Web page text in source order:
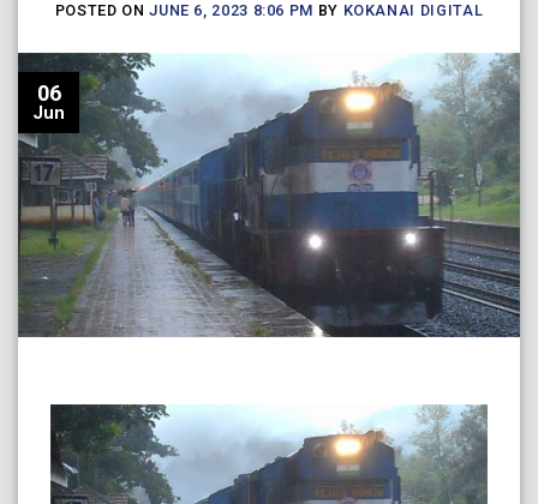
POSTED ONJUNE 6, 2023 8:06 PM BY KOKANAI DIGITAL
06
Jun